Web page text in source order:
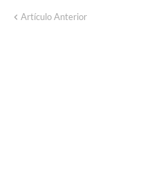
Artículo Anterior
Corte de energía